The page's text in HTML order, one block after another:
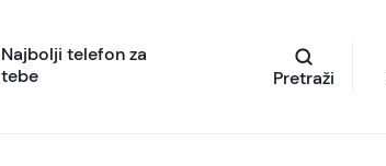
Najbolji telefon za
tebe
Pretraži